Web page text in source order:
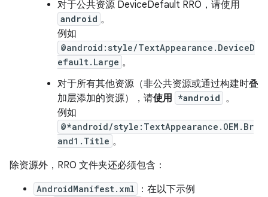
对于公共资源 DeviceDefault RRO，请使用
android 。
例如
@android:style/TextAppearance.DeviceD
efault.Large 。
对于所有其他资源（非公共资源或通过构建时叠
加层添加的资源），请使用 *android 。
例如
@*android/style:TextAppearance.OEM.Br
and1.Title 。
除资源外，RRO 文件夹还必须包含：
AndroidManifest.xml
：在以下示例